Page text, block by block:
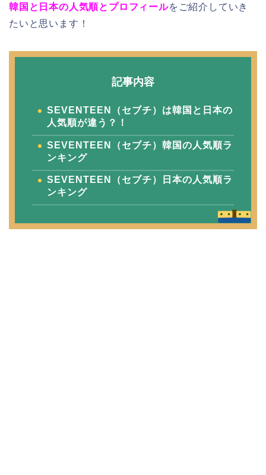
韓国と日本の人気順とプロフィールをご紹介していき
たいと思います！
記事内容
SEVENTEEN（セブチ）は韓国と日本の
人気順が違う？！
SEVENTEEN（セブチ）韓国の人気順ラ
ンキング
SEVENTEEN（セブチ）日本の人気順ラ
ンキング